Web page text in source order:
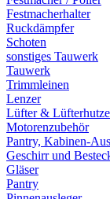
Festmacherhalter
Ruckdämpfer
Schoten
sonstiges Tauwerk
Tauwerk
Trimmleinen
Lenzer
Lüfter &
Motorenzubehör
Pantry, Kabinen-
Geschirr und
Gläser
Pantry